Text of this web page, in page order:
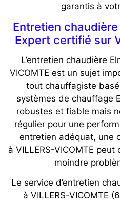
garantis à
Entretien
Expert certifié sur
L’entretien chaudière
VICOMTE est un sujet
tout chauffagiste
systèmes de chauffage
robustes et fiable mais
régulier pour une
entretien adéquat, une
à VILLERS-VICOMTE
moindre
Le service d’entretien
à VILLERS-VICOMTE